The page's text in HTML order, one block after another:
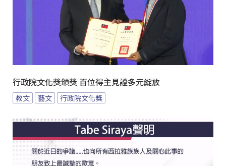
行政院文化獎頒獎 百位得主見證多元綻放
教文 藝文 行政院文化獎